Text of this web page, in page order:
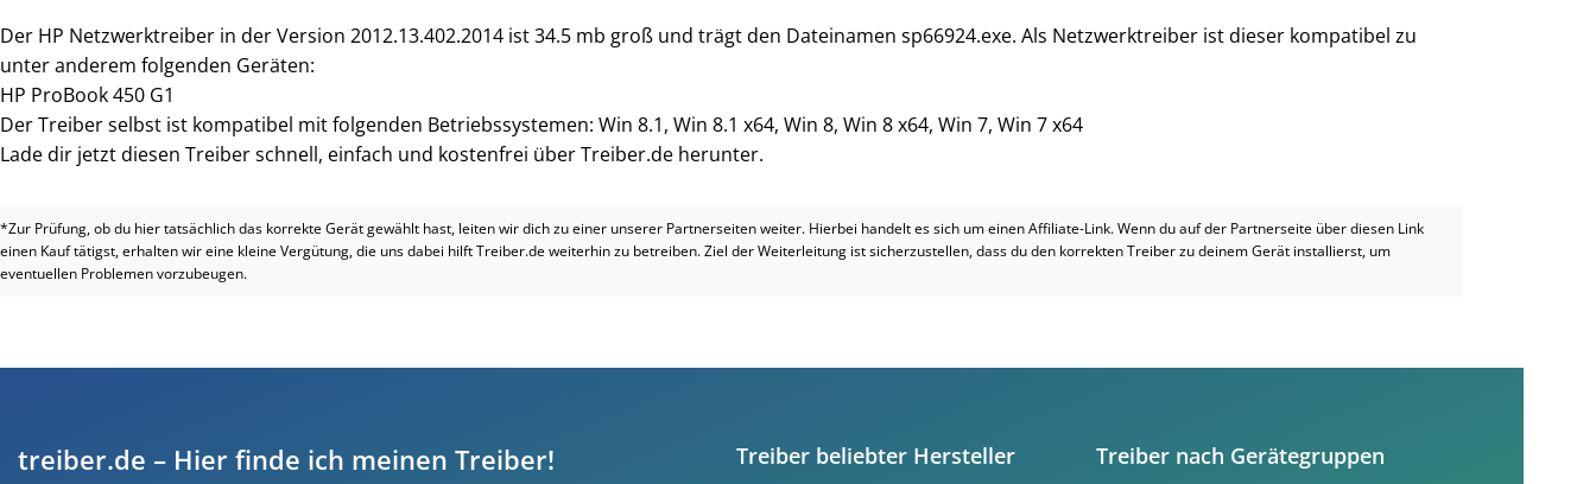
Der HP Netzwerktreiber in der Version 2012.13.402.2014 ist 34.5 mb groß und trägt den Dateinamen sp66924.exe. Als Netzwerktreiber ist dieser kompatibel zu
unter anderem folgenden Geräten:
HP ProBook 450 G1
Der Treiber selbst ist kompatibel mit folgenden Betriebssystemen: Win 8.1, Win 8.1 x64, Win 8, Win 8 x64, Win 7, Win 7 x64
Lade dir jetzt diesen Treiber schnell, einfach und kostenfrei über Treiber.de herunter.
*Zur Prüfung, ob du hier tatsächlich das korrekte Gerät gewählt hast, leiten wir dich zu einer unserer Partnerseiten weiter. Hierbei handelt es sich um einen Affiliate-Link. Wenn du auf der Partnerseite über diesen Link
einen Kauf tätigst, erhalten wir eine kleine Vergütung, die uns dabei hilft Treiber.de weiterhin zu betreiben. Ziel der Weiterleitung ist sicherzustellen, dass du den korrekten Treiber zu deinem Gerät installierst, um
eventuellen Problemen vorzubeugen.
treiber.de – Hier finde ich meinen Treiber! Treiber beliebter Hersteller Treiber nach Gerätegruppen